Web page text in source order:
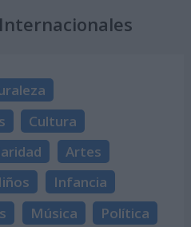
Cultura
Artes
Infancia
Música Política